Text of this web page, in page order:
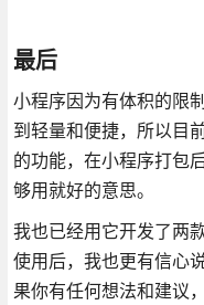
最后
小程序因为有体积的限
到轻量和便捷，所以目
的功能，在小程序打包
够用就好的意思。
我也已经用它开发了两
使用后，我也更有信心
果你有任何想法和建议